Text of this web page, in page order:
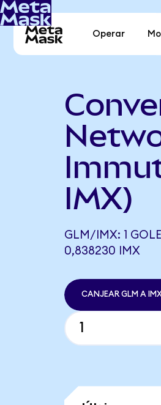
Operar
IMX)
GLM/IMX: 1
0,838230 IMX
CANJEAR GLM A